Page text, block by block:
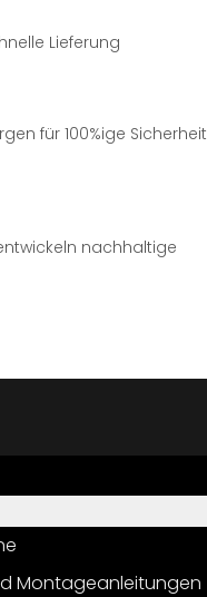
Lieferung
für 100%ige Sicherheit
nachhaltige
Montageanleitungen